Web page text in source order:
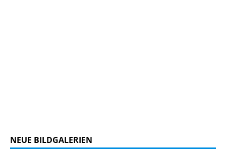
NEUE BILDGALERIEN